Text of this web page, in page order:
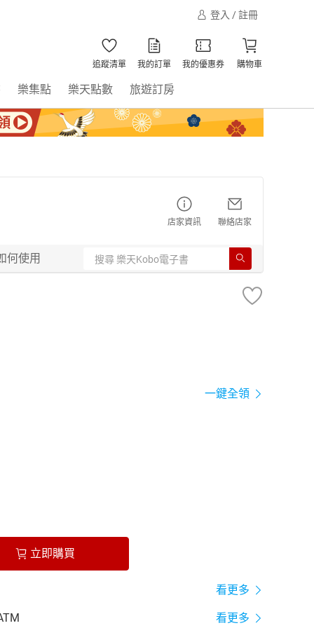
登入 / 註冊
追蹤清單 我的訂單 我的優惠券 購物車
樂集點 樂天點數 旅遊訂房
店家資訊 聯絡店家
何使用
一鍵全領
立即購買
看更多
看更多